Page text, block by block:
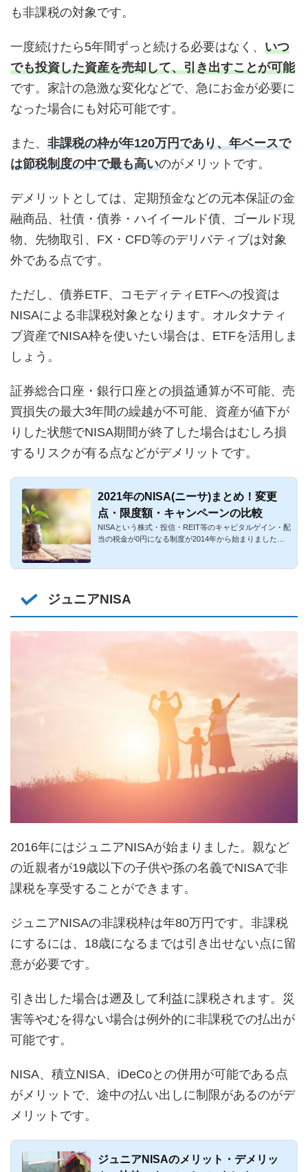
も非課税の対象です。
一度続けたら5年間ずっと続ける必要はなく、 いつ
でも投資した資産を売却して、引き出すことが可能
です。家計の急激な変化などで、急にお金が必要に
なった場合にも対応可能です。
また、 非課税の枠が年120万円であり、年ベースで
は節税制度の中で最も高いのがメリットです。
デメリットとしては、定期預金などの元本保証の金
融商品、社債・債券・ハイイールド債、ゴールド現
物、先物取引、FX・CFD等のデリバティブは対象
外である点です。
ただし、債券ETF、コモディティETFへの投資は
NISAによる非課税対象となります。オルタナティ
ブ資産でNISA枠を使いたい場合は、ETFを活用しま
しょう。
証券総合口座・銀行口座との損益通算が不可能、売
買損失の最大3年間の繰越が不可能、資産が値下が
りした状態でNISA期間が終了した場合はむしろ損
するリスクが有る点などがデメリットです。
2021年のNISA(ニーサ)まとめ！変更
点・限度額・キャンペーンの比較
NISAという株式・投信・REIT等のキャピタルゲイン・配
当の税金が0円になる制度が2014年から始まりました。
ジュニアNISA
2016年にはジュニアNISAが始まりました。親など
の近親者が19歳以下の子供や孫の名義でNISAで非
課税を享受することができます。
ジュニアNISAの非課税枠は年80万円です。非課税
にするには、18歳になるまでは引き出せない点に留
意が必要です。
引き出した場合は遡及して利益に課税されます。災
害等やむを得ない場合は例外的に非課税での払出が
可能です。
NISA、積立NISA、iDeCoとの併用が可能である点
がメリットで、途中の払い出しに制限があるのがデ
メリットです。
ジュニアNISAのメリット・デメリッ